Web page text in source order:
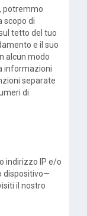
potremmo
scopo di
tetto del tuo
e il suo
alcun modo
informazioni
separate
di
indirizzo IP e/o
dispositivo—
il nostro